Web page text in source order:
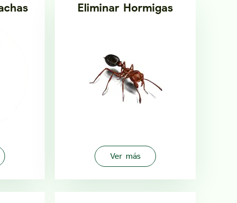
Eliminar Hormigas
Ver más